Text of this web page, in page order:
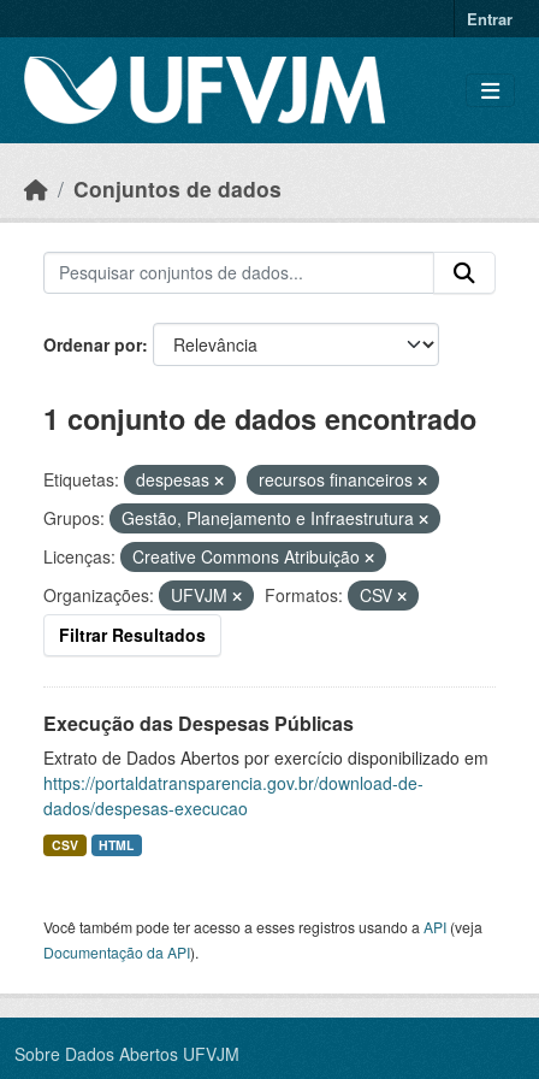
Entrar
Conjuntos de dados
Ordenar por
1 conjunto de dados encontrado
Etiquetas: despesas
recursos financeiros
Grupos:
Gestão, Planejamento e Infraestrutura
Licenças:
Creative Commons Atribuição
Organizações:
UFVJM Formatos:
CSV
Filtrar Resultados
Execução das Despesas Públicas
Extrato de Dados Abertos por exercício disponibilizado em
https://portaldatransparencia.gov.br/download-de-
dados/despesas-execucao
CSV HTML
Você também pode ter acesso a esses registros usando a API (veja
Documentação da API).
Sobre Dados Abertos UFVJM